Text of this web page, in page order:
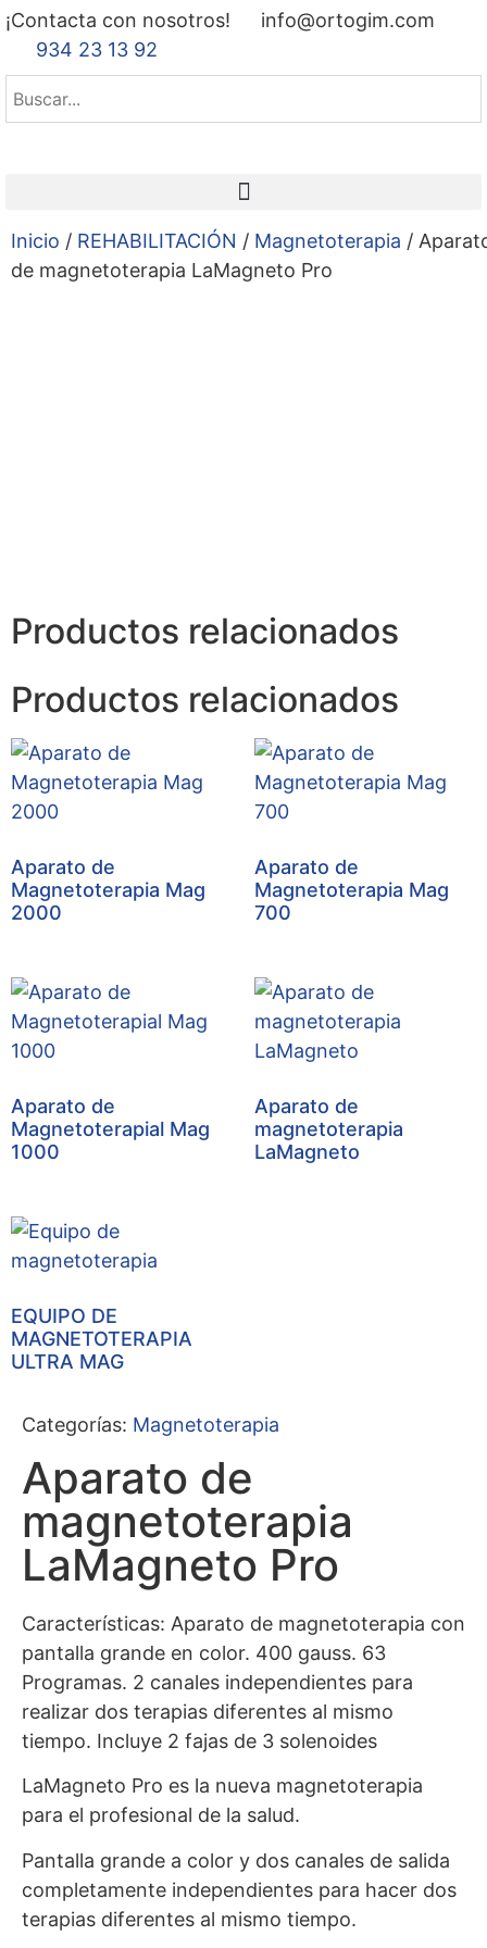
¡Contacta con nosotros!
info@ortogim.com
934 23 13 92
Inicio / REHABILITACIÓN / Magnetoterapia /
de magnetoterapia LaMagneto Pro
Productos relacionados
Productos relacionados
Aparato de
Magnetoterapia Mag
2000
Aparato de
Magnetoterapia Mag
700
Aparato de
Magnetoterapial Mag
1000
Aparato de
magnetoterapia
LaMagneto
EQUIPO DE
MAGNETOTERAPIA
ULTRA MAG
Categorías: Magnetoterapia
Aparato de
magnetoterapia
LaMagneto Pro
Características: Aparato de magnetoterapia con
pantalla grande en color. 400 gauss. 63
Programas. 2 canales independientes para
realizar dos terapias diferentes al mismo
tiempo. Incluye 2 fajas de 3 solenoides
LaMagneto Pro es la nueva magnetoterapia
para el profesional de la salud.
Pantalla grande a color y dos canales de salida
completamente independientes para hacer dos
terapias diferentes al mismo tiempo.